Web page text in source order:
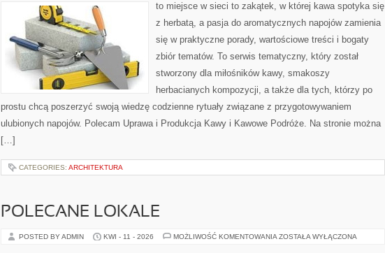
to miejsce w sieci to zakątek, w której kawa spotyka się
z herbatą, a pasja do aromatycznych napojów zamienia
się w praktyczne porady, wartościowe treści i bogaty
zbiór tematów. To serwis tematyczny, który został
stworzony dla miłośników kawy, smakoszy
herbacianych kompozycji, a także dla tych, którzy po
prostu chcą poszerzyć swoją wiedzę codzienne rytuały związane z przygotowywaniem
ulubionych napojów. Polecam Uprawa i Produkcja Kawy i Kawowe Podróże. Na stronie można
[…]
CATEGORIES: ARCHITEKTURA
POLECANE LOKALE
POSTED BY ADMIN KWI - 11 - 2026 MOŻLIWOŚĆ KOMENTOWANIA POLECANE
ZOSTAŁA WYŁĄCZONA